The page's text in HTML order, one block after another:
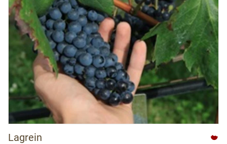
Lagrein